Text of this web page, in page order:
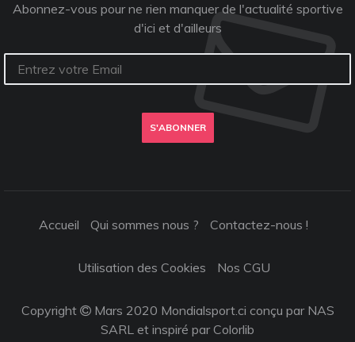
Abonnez-vous pour ne rien manquer de l'actualité sportive
d'ici et d'ailleurs
S'ABONNER
Accueil Qui sommes nous ? Contactez-nous !
Utilisation des Cookies Nos CGU
Copyright
Mars 2020 Mondialsport.ci conçu par NAS
SARL et inspiré parColorlib